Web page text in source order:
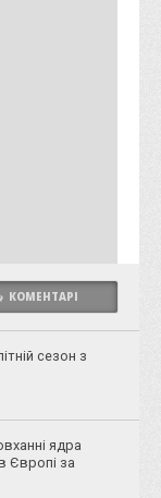
КОМЕНТАРІ
сезон з
ядра
Європі за